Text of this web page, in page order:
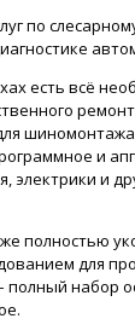
по
есть всё
шиномонтажа
и
электрики и
полностью
для
полный набор